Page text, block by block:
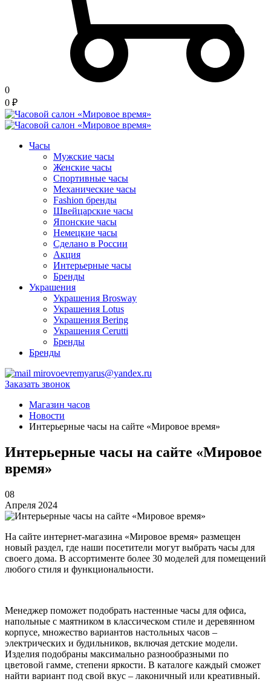
0
0 ₽
Часы
Мужские часы
Женские часы
Спортивные часы
Механические часы
Fashion бренды
Швейцарские часы
Японские часы
Немецкие часы
Сделано в России
Акция
Интерьерные часы
Бренды
Украшения
Украшения Brosway
Украшения Lotus
Украшения Bering
Украшения Cerutti
Бренды
Бренды
mirovoevremyarus@yandex.ru
Заказать звонок
Магазин часов
Новости
Интерьерные часы на сайте «Мировое время»
Интерьерные часы на сайте «Мировое
время»
08
Апреля 2024
На сайте интернет-магазина «Мировое время» размещен
новый раздел, где наши посетители могут выбрать часы для
своего дома. В ассортименте более 30 моделей для помещений
любого стиля и функциональности.
Менеджер поможет подобрать настенные часы для офиса,
напольные с маятником в классическом стиле и деревянном
корпусе, множество вариантов настольных часов –
электрических и будильников, включая детские модели.
Изделия подобраны максимально разнообразными по
цветовой гамме, степени яркости. В каталоге каждый сможет
найти вариант под свой вкус – лаконичный или креативный.